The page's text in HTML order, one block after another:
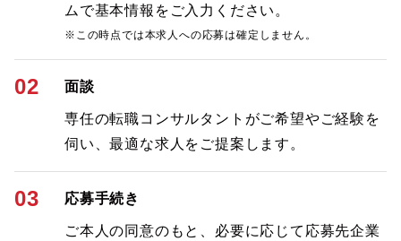
ムで基本情報をご入力ください。
※この時点では本求人への応募は確定しません。
02 面談
専任の転職コンサルタントがご希望やご経験を
伺い、最適な求人をご提案します。
03 応募手続き
ご本人の同意のもと、必要に応じて応募先企業